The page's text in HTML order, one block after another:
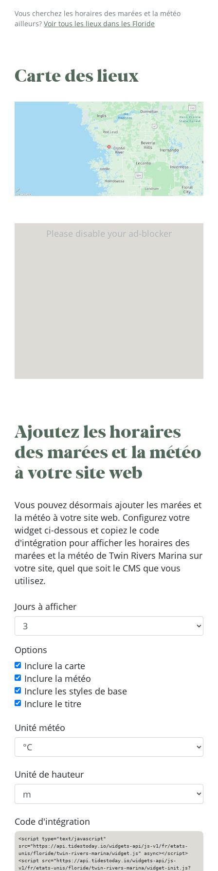
Vous cherchez les horaires des marées et la météo
ailleurs? Voir tous les lieux dans les Floride
Carte des lieux
Ajoutez les horaires
des marées et la météo
à votre site web
Vous pouvez désormais ajouter les marées et
la météo à votre site web. Configurez votre
widget ci-dessous et copiez le code
d'intégration pour afficher les horaires des
marées et la météo de Twin Rivers Marina sur
votre site, quel que soit le CMS que vous
utilisez.
Jours à afficher
Options
Inclure la carte
Inclure la météo
Inclure les styles de base
Inclure le titre
Unité météo
Unité de hauteur
Code d'intégration
<script type="text/javascript"
src="https://api.tidestoday.io/widgets-api/js-v1/fr/etats-
unis/floride/twin-rivers-marina/widget.js" async></script>
<script src="https://api.tidestoday.io/widgets-api/js-
v1/fr/etats-unis/floride/twin-rivers-marina/widget-init.js?